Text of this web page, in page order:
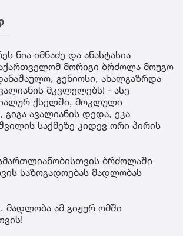
ნია იმნაძე და ანასტასია
მორიგი ბრძოლა მოუგო
გენიოსი, ახალგაზრდა
მკვლელებს! - ასე
ქსელში, მოკლული
ავალიანის დედა, ეკა
საქმეზე კიდევ ორი პირის
ბრძოლაში
საზოგადოებას მადლობას
მადლობა ამ გიჟურ ომში